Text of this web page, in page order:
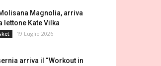
Magnolia, arriva
lettone Kate Vilka
19 Luglio 2026
arriva il “Workout in